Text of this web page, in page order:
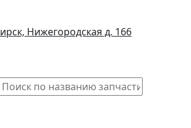
Нижегородская д. 166